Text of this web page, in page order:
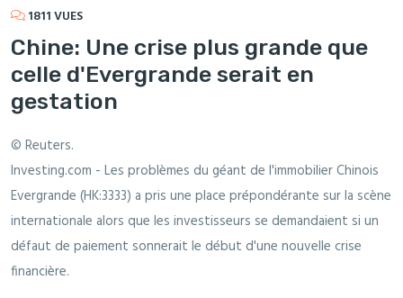
1811 VUES
Chine: Une crise plus grande que
celle d'Evergrande serait en
gestation
© Reuters.
Investing.com - Les problèmes du géant de l'immobilier Chinois
Evergrande (HK:3333) a pris une place prépondérante sur la scène
internationale alors que les investisseurs se demandaient si un
défaut de paiement sonnerait le début d'une nouvelle crise
financière.